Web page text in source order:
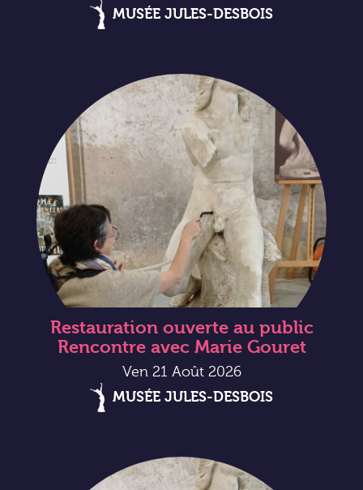
MUSÉE JULES-DESBOIS
Restauration ouverte au public
Rencontre avec Marie Gouret
Ven 21 Août 2026
MUSÉE JULES-DESBOIS